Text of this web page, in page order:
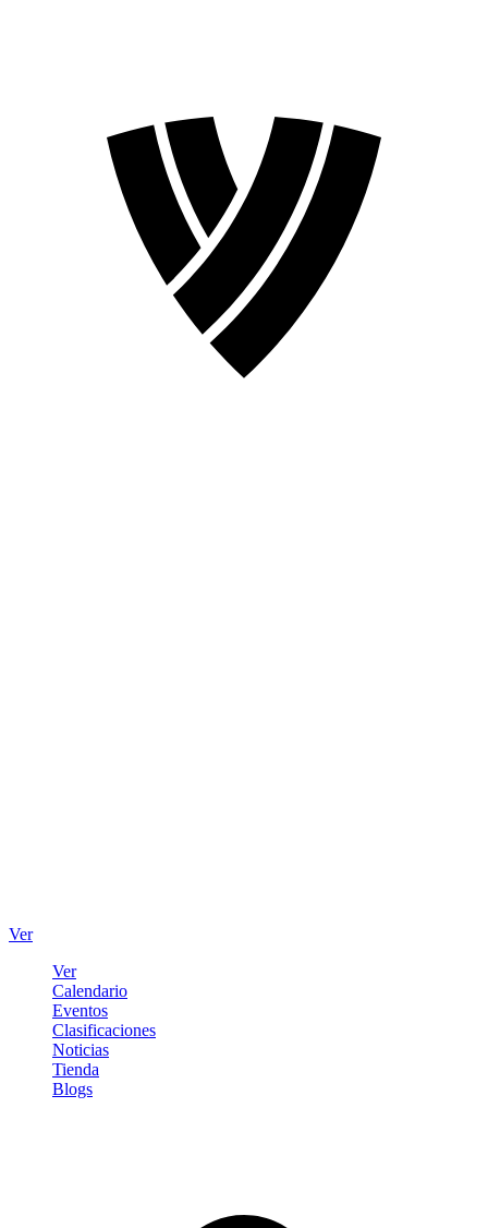
Ver
Ver
Calendario
Eventos
Clasificaciones
Noticias
Tienda
Blogs